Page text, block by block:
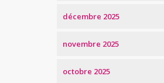
décembre 2025
novembre 2025
octobre 2025